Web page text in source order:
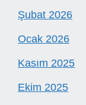
Şubat 2026
Ocak 2026
Kasım 2025
Ekim 2025